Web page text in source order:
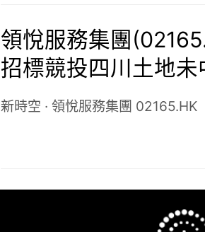
領悅服務集團
招標競投四川土地未
保證金已全額退還
新時空 · 領悅服務集團 02165.HK